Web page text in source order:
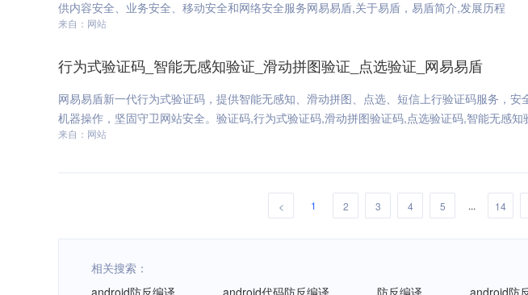
供内容安全、业务安全、移动安全和网络安全服务网易易盾,关于易盾，易盾简介,发展历程
来自：网站
行为式验证码_智能无感知验证_滑动拼图验证_点选验证_网易易盾
网易易盾新一代行为式验证码，提供智能无感知、滑动拼图、点选、短信上行验证码服务，
机器操作，坚固守卫网站安全。验证码,行为式验证码,滑动拼图验证码,点选验证码,智能无感
来自：网站
< 1 2 3 4 5 ... 14
相关搜索：
android防反编译
android代码防反编译 防反编译
android防